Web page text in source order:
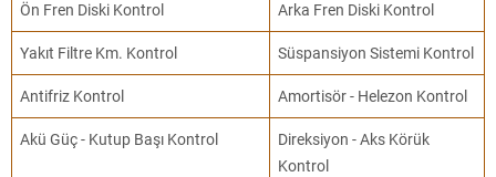
Ön Fren Diski Kontrol Arka Fren Diski Kontrol
Yakıt Filtre Km. Kontrol Süspansiyon Sistemi Kontrol
Antifriz Kontrol Amortisör - Helezon Kontrol
Akü Güç - Kutup Başı Kontrol
Direksiyon - Aks Körük
Kontrol